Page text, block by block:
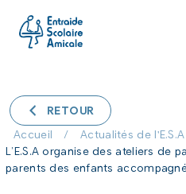
RETOUR
Accueil
/ Actualités de l'E.S.A
L’E.S.A organise des ateliers de
parents des enfants